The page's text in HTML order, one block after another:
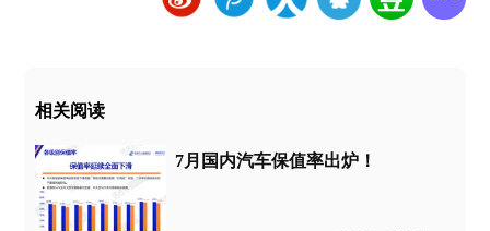
相关阅读
7月国内汽车保值率出炉！